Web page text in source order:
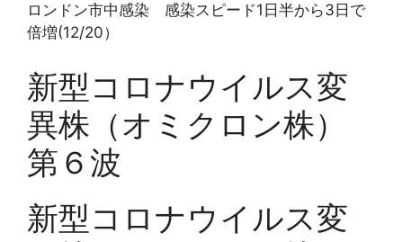
ロンドン市中感染 感染スピード1日半から3日で
倍増(12/20）
新型コロナウイルス変
異株（オミクロン株）
第６波
新型コロナウイルス変